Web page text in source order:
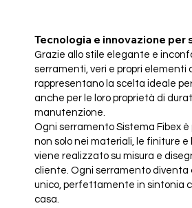
Tecnologia e innovazione per
Grazie allo stile elegante e
serramenti, veri e propri elementi
rappresentano la scelta ideale
anche per le loro proprietà di
manutenzione.
Ogni serramento Sistema Fibex è
non solo nei materiali, le finiture e
viene realizzato su misura e
cliente. Ogni serramento diventa
unico, perfettamente in sintonia
casa.